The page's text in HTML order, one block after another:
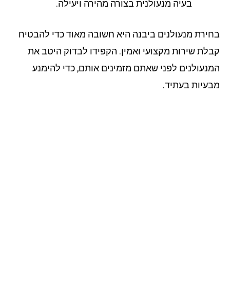
בעיה מנעולנית בצורה מהירה ויעילה.
מנעולנים ביבנה היא חשובה מאוד כדי להבטיח
שירות מקצועי ואמין. הקפידו לבדוק היטב את
לפני שאתם מזמינים אותם, כדי להימנע
בעתיד.